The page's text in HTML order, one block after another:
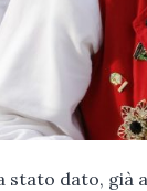
stato dato, già